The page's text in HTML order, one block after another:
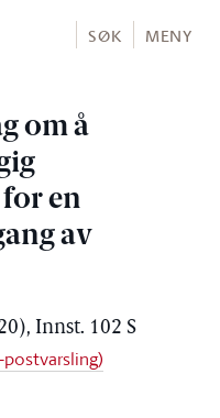
SØK MENY
om å
en
av
Innst. 102 S
postvarsling)